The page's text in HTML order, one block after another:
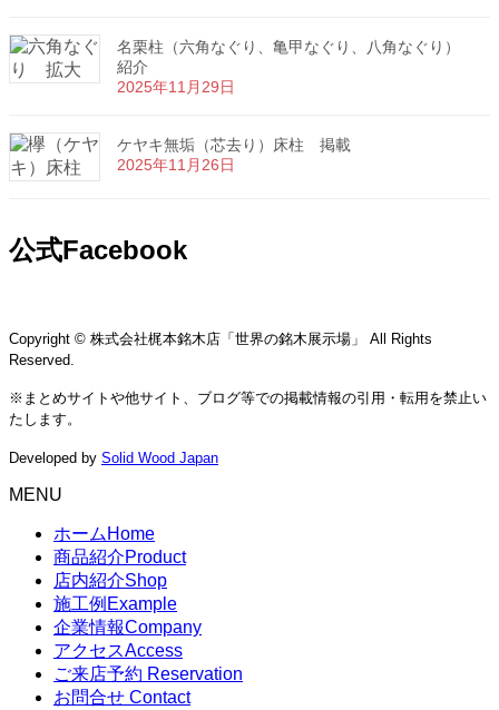
名栗柱（六角なぐり、亀甲なぐり、八角なぐり）
紹介
2025年11月29日
ケヤキ無垢（芯去り）床柱 掲載
2025年11月26日
公式Facebook
Copyright © 株式会社梶本銘木店「世界の銘木展示場」 All Rights
Reserved.
※まとめサイトや他サイト、ブログ等での掲載情報の引用・転用を禁止い
たします。
Developed by Solid Wood Japan
MENU
ホーム Home
商品紹介Product
店内紹介Shop
施工例 Example
企業情報Company
アクセスAccess
ご来店予約 Reservation
お問合せ Contact